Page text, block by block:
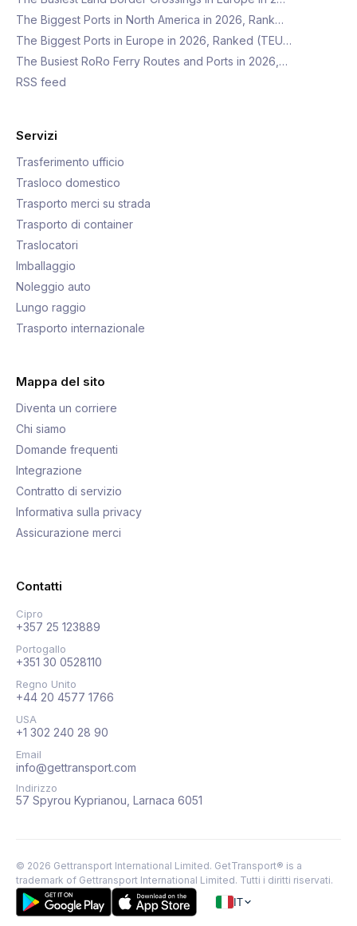
The Biggest Ports in North America in 2026, Rank…
The Biggest Ports in Europe in 2026, Ranked (TEU…
The Busiest RoRo Ferry Routes and Ports in 2026,…
RSS feed
Servizi
Trasferimento ufficio
Trasloco domestico
Trasporto merci su strada
Trasporto di container
Traslocatori
Imballaggio
Noleggio auto
Lungo raggio
Trasporto internazionale
Mappa del sito
Diventa un corriere
Chi siamo
Domande frequenti
Integrazione
Contratto di servizio
Informativa sulla privacy
Assicurazione merci
Contatti
Cipro
+357 25 123889
Portogallo
+351 30 0528110
Regno Unito
+44 20 4577 1766
USA
+1 302 240 28 90
Email
info@gettransport.com
Indirizzo
57 Spyrou Kyprianou, Larnaca 6051
© 2026 Gettransport International Limited. GetTransport® is a
trademark of Gettransport International Limited. Tutti i diritti riservati.
IT